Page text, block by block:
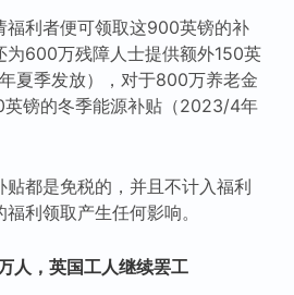
福利者便可领取这900英镑的补
为600万残障人士提供额外150英
夏季发放），对于800万养老金
镑的冬季能源补贴（2023/4年
贴都是免税的，并且不计入福利
利领取产生任何影响。
人，英国工人继续罢工